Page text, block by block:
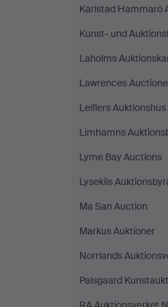
Karlstad Hammarö
Kunst- und
Laholms
Lawrences
Leiflers Auktionshus
Limhamns
Lyme Bay Auctions
Lysekils
Ma San Auction
Markus Auktioner
Norrlands
Palsgaard